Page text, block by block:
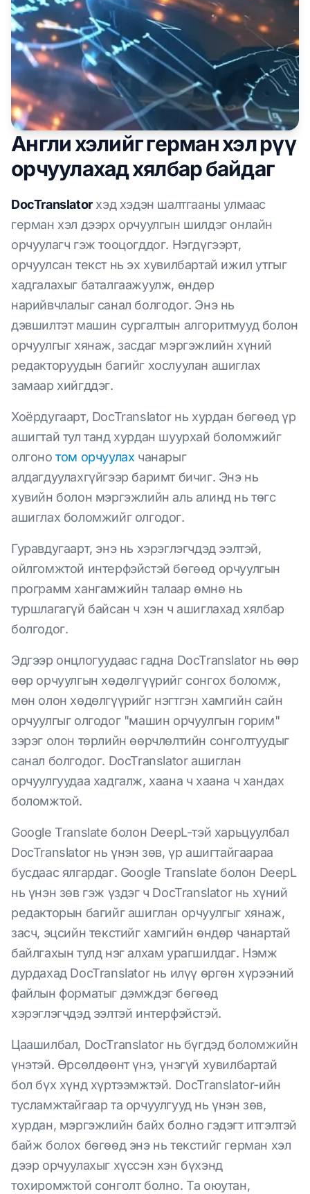
Англи хэлийг герман хэл рүү
орчуулахад хялбар байдаг
DocTranslatorхэд хэдэн шалтгааны улмаас
герман хэл дээрх орчуулгын шилдэг онлайн
орчуулагч гэж тооцогддог. Нэгдүгээрт,
орчуулсан текст нь эх хувилбартай ижил утгыг
хадгалахыг баталгаажуулж, өндөр
нарийвчлалыг санал болгодог. Энэ нь
дэвшилтэт машин сургалтын алгоритмууд болон
орчуулгыг хянаж, засдаг мэргэжлийн хүний
редакторуудын багийг хослуулан ашиглах
замаар хийгддэг.
Хоёрдугаарт, DocTranslator нь хурдан бөгөөд үр
ашигтай тул танд хурдан шуурхай боломжийг
олгонотом орчуулах чанарыг
алдагдуулахгүйгээр баримт бичиг. Энэ нь
хувийн болон мэргэжлийн аль алинд нь төгс
ашиглах боломжийг олгодог.
Гуравдугаарт, энэ нь хэрэглэгчдэд ээлтэй,
ойлгомжтой интерфэйстэй бөгөөд орчуулгын
программ хангамжийн талаар өмнө нь
туршлагагүй байсан ч хэн ч ашиглахад хялбар
болгодог.
Эдгээр онцлогуудаас гадна DocTranslator нь өөр
өөр орчуулгын хөдөлгүүрийг сонгох боломж,
мөн олон хөдөлгүүрийг нэгтгэн хамгийн сайн
орчуулгыг олгодог "машин орчуулгын горим"
зэрэг олон төрлийн өөрчлөлтийн сонголтуудыг
санал болгодог. DocTranslator ашиглан
орчуулгуудаа хадгалж, хаана ч хаана ч хандах
боломжтой.
Google Translate болон DeepL-тэй харьцуулбал
DocTranslator нь үнэн зөв, үр ашигтайгаараа
бусдаас ялгардаг. Google Translate болон DeepL
нь үнэн зөв гэж үздэг ч DocTranslator нь хүний
редакторын багийг ашиглан орчуулгыг хянаж,
засч, эцсийн текстийг хамгийн өндөр чанартай
байлгахын тулд нэг алхам урагшилдаг. Нэмж
дурдахад DocTranslator нь илүү өргөн хүрээний
файлын форматыг дэмждэг бөгөөд
хэрэглэгчдэд ээлтэй интерфэйстэй.
Цаашилбал, DocTranslator нь бүгдэд боломжийн
үнэтэй. Өрсөлдөөнт үнэ, үнэгүй хувилбартай
бол бүх хүнд хүртээмжтэй. DocTranslator-ийн
тусламжтайгаар та орчуулгууд нь үнэн зөв,
хурдан, мэргэжлийн байх болно гэдэгт итгэлтэй
байж болох бөгөөд энэ нь текстийг герман хэл
дээр орчуулахыг хүссэн хэн бүхэнд
тохиромжтой сонголт болно. Та оюутан,